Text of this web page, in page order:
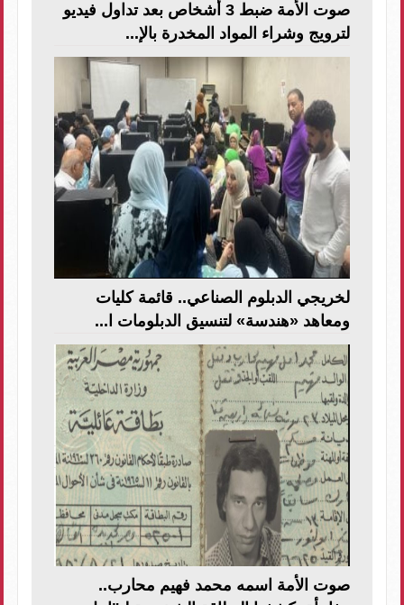
صوت الأمة ضبط 3 أشخاص بعد تداول فيديو
لترويج وشراء المواد المخدرة بالإ...
لخريجي الدبلوم الصناعي.. قائمة كليات
ومعاهد «هندسة» لتنسيق الدبلومات ا...
صوت الأمة اسمه محمد فهيم محارب..